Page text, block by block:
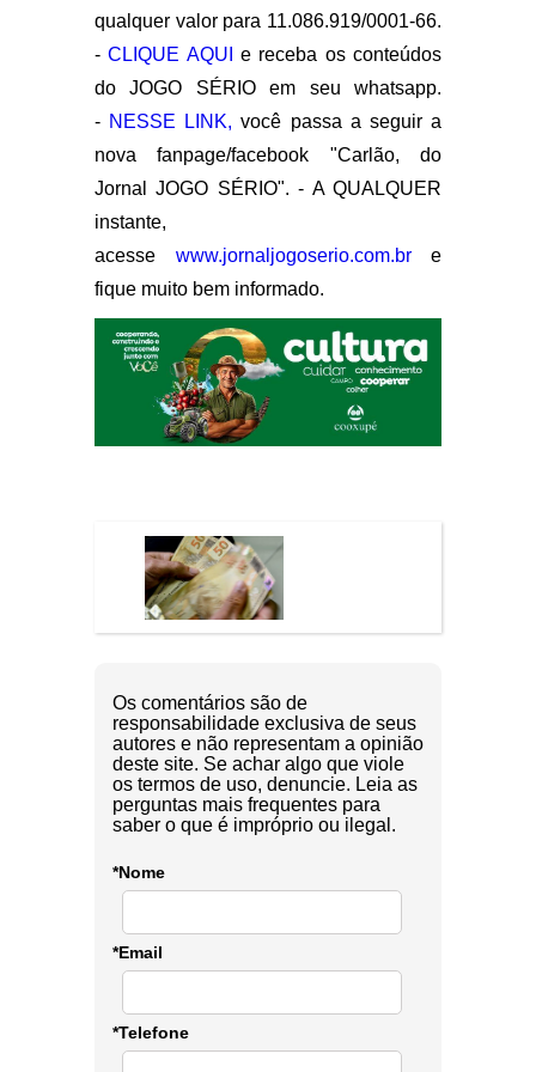
qualquer valor para 11.086.919/0001-66.
-CLIQUE AQUI
e receba os conteúdos
do JOGO SÉRIO em seu whatsapp.
- NESSE LINK, você passa a seguir a
nova fanpage/facebook "Carlão, do
Jornal JOGO SÉRIO". - A QUALQUER
instante,
acesse www.jornaljogoserio.com.bre
fique muito bem informado.
Os comentários são de
responsabilidade exclusiva de seus
autores e não representam a opinião
deste site. Se achar algo que viole
os termos de uso, denuncie. Leia as
perguntas mais frequentes para
saber o que é impróprio ou ilegal.
*Nome
*Email
*Telefone